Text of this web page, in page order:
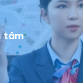
Công bố thông tin
Công bố thông tin
tâm